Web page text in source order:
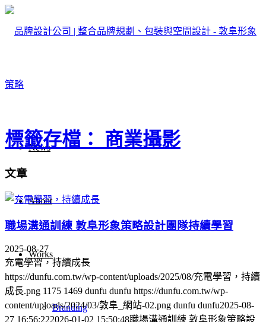
News
About
Works
Branding
標籤存檔： 商業攝影
文章
職場溝通訓練 敦阜形象策略設計團隊持續學習
2025-08-27
充電學習，持續成長
https://dunfu.com.tw/wp-content/uploads/2025/08/充電學習，持續
成長.png 1175 1469 dunfu dunfu https://dunfu.com.tw/wp-
content/uploads/2024/03/敦阜_網站-02.png dunfu dunfu2025-08-
27 16:56:222026-01-02 15:50:48職場溝通訓練 敦阜形象策略設